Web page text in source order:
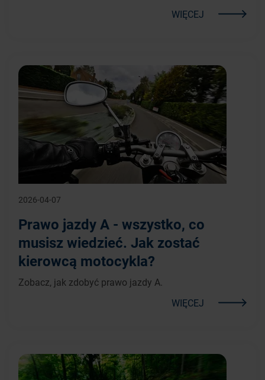
WIĘCEJ
2026-04-07
Prawo jazdy A - wszystko, co
musisz wiedzieć. Jak zostać
kierowcą motocykla?
Zobacz, jak zdobyć prawo jazdy A.
WIĘCEJ